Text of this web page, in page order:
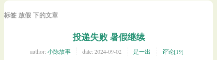
标签 放假 下的文章
投递失败 暑假继续
author: 小陈故事 date: 2024-09-02 是一出 评论[19]